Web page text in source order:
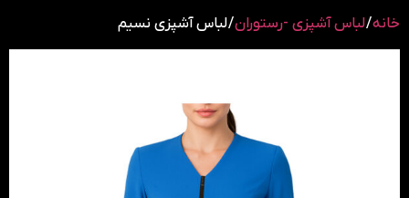
خانه/لباس آشپزی -رستوران/ لباس آشپزی نسیم